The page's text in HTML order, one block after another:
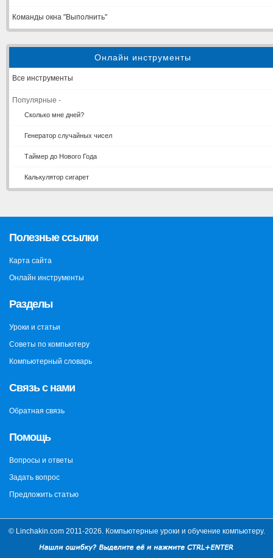
Команды окна "Выполнить"
Онлайн инструменты
Все инструменты
Популярные -
Сколько мне дней?
Генератор случайных чисел
Таймер до Нового Года
Калькулятор сигарет
Полезные ссылки
Карта сайта
Онлайн инструменты
Разделы
Уроки и статьи
Советы по компьютеру
Компьютерный словарь
Связь с нами
Обратная связь
Помощь
Вопросы и ответы
Задать вопрос
Предложить статью
© Linchakin.com 2011-2026. Компьютерные уроки и обучение компьютеру.